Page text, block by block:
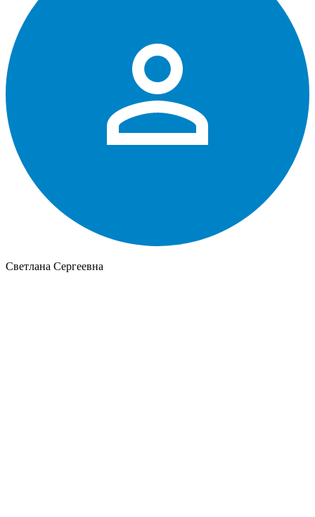
Светлана Сергеевна